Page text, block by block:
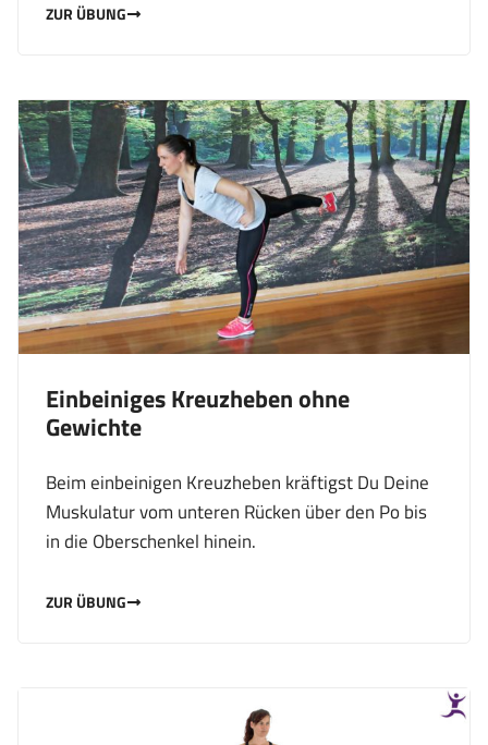
ZUR ÜBUNG
Einbeiniges Kreuzheben ohne
Gewichte
Beim einbeinigen Kreuzheben kräftigst Du Deine
Muskulatur vom unteren Rücken über den Po bis
in die Oberschenkel hinein.
ZUR ÜBUNG